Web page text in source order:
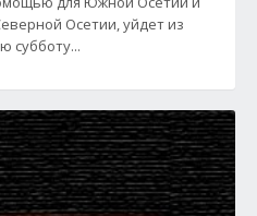
Осетии, уйдет из
субботу...